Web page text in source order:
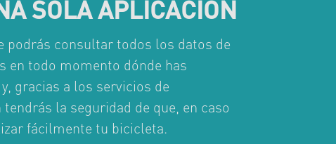
SOLA APLICACIÓN
podrás consultar todos los datos de
en todo momento dónde has
gracias a los servicios de
la seguridad de que, en caso
fácilmente tu bicicleta.